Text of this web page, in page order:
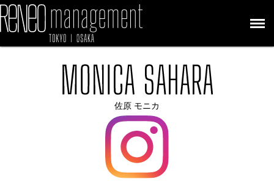
佐原 モニカ